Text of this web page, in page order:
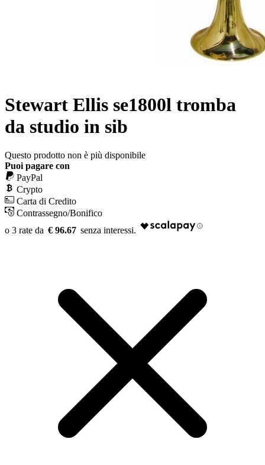
Stewart Ellis se1800l tromba
da studio in sib
Questo prodotto non è più disponibile
Puoi pagare con
PayPal
Crypto
Carta di Credito
Contrassegno/Bonifico
€ 96.67